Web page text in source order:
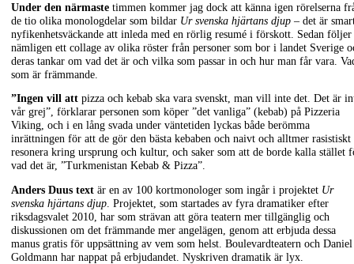
Under den närmaste timmen kommer jag dock att känna igen rörelserna
de tio olika monologdelar som bildar Ur svenska hjärtans djup – det är
nyfikenhetsväckande att inleda med en rörlig resumé i förskott. Sedan följer
nämligen ett collage av olika röster från personer som bor i landet Sverige
deras tankar om vad det är och vilka som passar in och hur man får vara.
som är främmande.
”Ingen vill att pizza och kebab ska vara svenskt, man vill inte det. Det är
vår grej”, förklarar personen som köper ”det vanliga” (kebab) på Pizzeria
Viking, och i en lång svada under väntetiden lyckas både berömma
inrättningen för att de gör den bästa kebaben och naivt och alltmer rasistiskt
resonera kring ursprung och kultur, och saker som att de borde kalla stället
vad det är, ”Turkmenistan Kebab & Pizza”.
Anders Duus text är en av 100 kortmonologer som ingår i projektet Ur
svenska hjärtans djup . Projektet, som startades av fyra dramatiker efter
riksdagsvalet 2010, har som strävan att göra teatern mer tillgänglig och
diskussionen om det främmande mer angelägen, genom att erbjuda dessa
manus gratis för uppsättning av vem som helst. Boulevardteatern och Daniel
Goldmann har nappat på erbjudandet. Nyskriven dramatik är lyx.